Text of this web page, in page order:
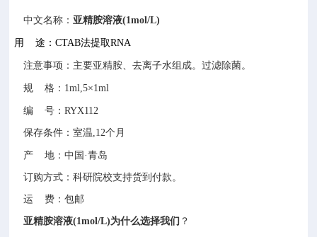
中文名称：亚精胺溶液(1mol/L)
用 途：CTAB法提取RNA
注意事项：主要亚精胺、去离子水组成。过滤除菌。
规 格： 1ml,5×1ml
编 号：RYX112
保存条件：室温,12个月
产 地：中国 ·青岛
订购方式：科研院校支持货到付款。
运 费：包邮
亚精胺溶液(1mol/L)为什么选择我们 ？